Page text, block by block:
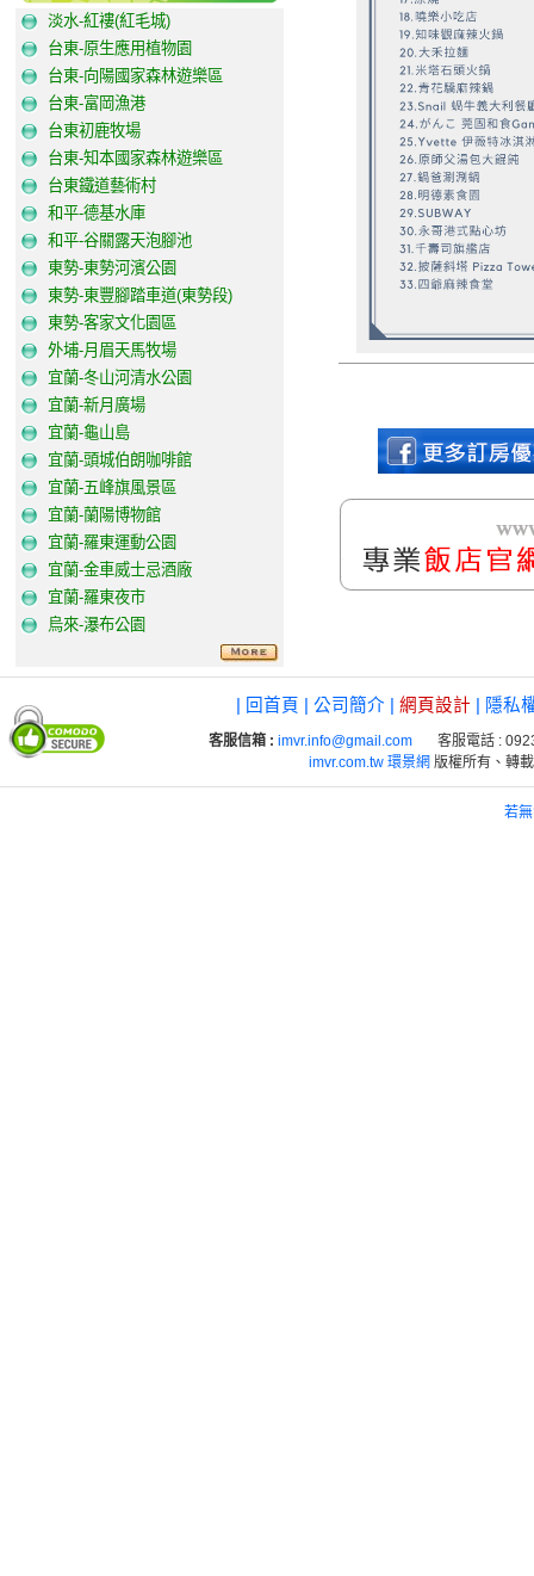
淡水-紅褸(紅毛城)
台東-原生應用植物園
台東-向陽國家森林遊樂區
台東-富岡漁港
台東初鹿牧場
台東-知本國家森林遊樂區
台東鐵道藝術村
和平-德基水庫
和平-谷關露天泡腳池
東勢-東勢河濱公園
東勢-東豐腳踏車道(東勢段)
東勢-客家文化園區
外埔-月眉天馬牧場
宜蘭-冬山河清水公園
宜蘭-新月廣場
宜蘭-龜山島
宜蘭-頭城伯朗咖啡館
宜蘭-五峰旗風景區
宜蘭-蘭陽博物館
宜蘭-羅東運動公園
宜蘭-金車威士忌酒廠
宜蘭-羅東夜市
烏來-瀑布公園